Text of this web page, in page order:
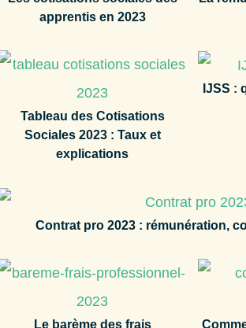
apprentis en 2023
Tableau des Cotisations
Sociales 2023 : Taux et
explications
IJSS :
Contrat pro 2023 : rémunération,
Le barème des frais